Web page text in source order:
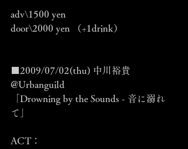
adv\1500 yen
door\2000 yen （+1drink）
■2009/07/02(thu) 中川裕貴
@Urbanguild
「Drowning by the Sounds - 音に溺れ
て」
ACT：